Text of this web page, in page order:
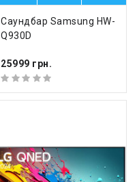
Саундбар Samsung HW-
Q930D
25999 грн.